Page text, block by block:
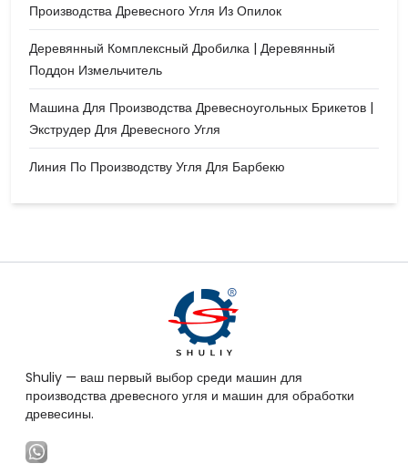
Производства Древесного Угля Из Опилок
Деревянный Комплексный Дробилка | Деревянный
Поддон Измельчитель
Машина Для Производства Древесноугольных Брикетов |
Экструдер Для Древесного Угля
Линия По Производству Угля Для Барбекю
Shuliy — ваш первый выбор среди машин для
производства древесного угля и машин для обработки
древесины.